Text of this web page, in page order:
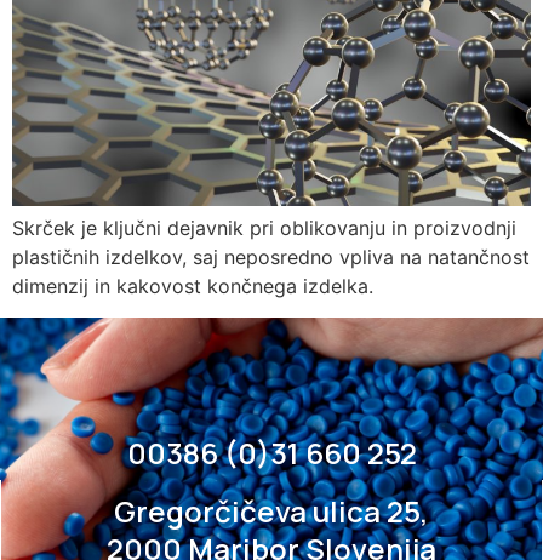
Skrček je ključni dejavnik pri oblikovanju in proizvodnji
plastičnih izdelkov, saj neposredno vpliva na natančnost
dimenzij in kakovost končnega izdelka.
00386 (0)31 660 252
Gregorčičeva ulica 25,
2000 Maribor Slovenija